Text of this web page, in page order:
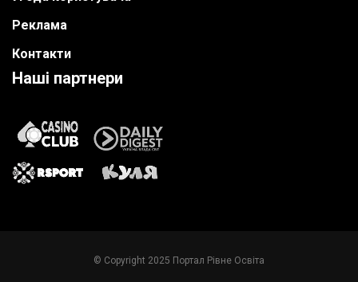
Реклама
Контакти
Наші партнери
© Copyright 2025 Портал Рівне Освіта